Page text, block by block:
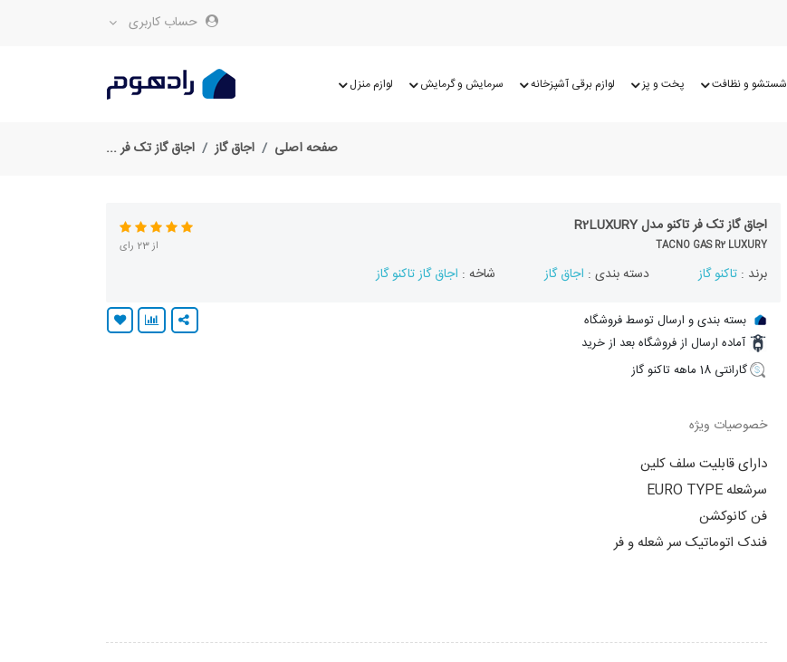
حساب کاربری
شستشو و نظافت پخت و پز لوازم برقی آشپزخانه سرمایش و گرمایش لوازم منزل
صفحه اصلی اجاق گاز اجاق گاز تک فر ...
اجاق گاز تک فر تاکنو مدل R2LUXURY
TACNO GAS R2 LUXURY
برند : تاکنو گاز دسته بندی : اجاق گاز شاخه : اجاق گاز تاکنو گاز
از 23 رای
بسته بندی و ارسال توسط فروشگاه
آماده ارسال از فروشگاه بعد از خرید
گارانتی 18 ماهه تاکنو گاز
خصوصیات ویژه
دارای قابلیت سلف کلین
سرشعله EURO TYPE
فن کانوکشن
فندک اتوماتیک سر شعله و فر